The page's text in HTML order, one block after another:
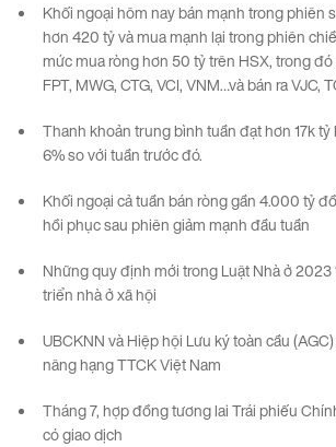
Khối ngoại hôm nay bán mạnh trong phiên
hơn 420 tỷ và mua mạnh lại trong phiên
mức mua ròng hơn 50 tỷ trên HSX, trong
FPT, MWG, CTG, VCI, VNM…và bán ra VJC,
Thanh khoản trung bình tuần đạt hơn 17k
6% so với tuần trước đó.
Khối ngoại cả tuần bán ròng gần 4.000 tỷ
hồi phục sau phiên giảm mạnh đầu tuần
Những quy định mới trong Luật Nhà ở 2023
triển nhà ở xã hội
UBCKNN và Hiệp hội Lưu ký toàn cầu
nâng hạng TTCK Việt Nam
Tháng 7, hợp đồng tương lai Trái phiếu
có giao dịch